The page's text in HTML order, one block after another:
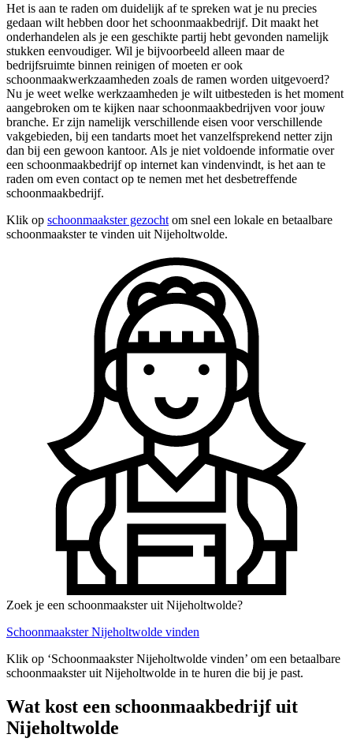
Het is aan te raden om duidelijk af te spreken wat je nu precies
gedaan wilt hebben door het schoonmaakbedrijf. Dit maakt het
onderhandelen als je een geschikte partij hebt gevonden namelijk
stukken eenvoudiger. Wil je bijvoorbeeld alleen maar de
bedrijfsruimte binnen reinigen of moeten er ook
schoonmaakwerkzaamheden zoals de ramen worden uitgevoerd?
Nu je weet welke werkzaamheden je wilt uitbesteden is het moment
aangebroken om te kijken naar schoonmaakbedrijven voor jouw
branche. Er zijn namelijk verschillende eisen voor verschillende
vakgebieden, bij een tandarts moet het vanzelfsprekend netter zijn
dan bij een gewoon kantoor. Als je niet voldoende informatie over
een schoonmaakbedrijf op internet kan vindenvindt, is het aan te
raden om even contact op te nemen met het desbetreffende
schoonmaakbedrijf.
Klik op schoonmaakster gezocht om snel een lokale en betaalbare
schoonmaakster te vinden uit Nijeholtwolde.
Zoek je een schoonmaakster uit Nijeholtwolde?
Schoonmaakster Nijeholtwolde vinden
Klik op ‘Schoonmaakster Nijeholtwolde vinden’ om een betaalbare
schoonmaakster uit Nijeholtwolde in te huren die bij je past.
Wat kost een schoonmaakbedrijf uit
Nijeholtwolde